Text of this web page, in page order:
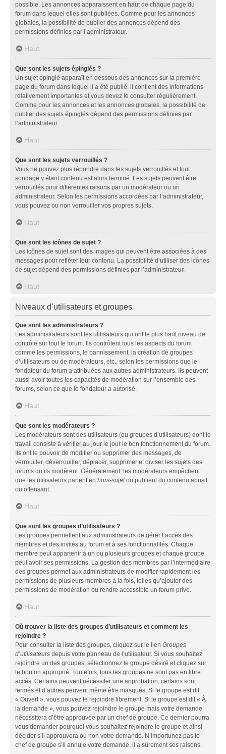
possible. Les annonces apparaissent en haut de chaque page du
forum dans lequel elles sont publiées. Comme pour les annonces
globales, la possibilité de publier des annonces dépend des
permissions définies par l’administrateur.
Haut
Que sont les sujets épinglés ?
Un sujet épinglé apparaît en dessous des annonces sur la première
page du forum dans lequel il a été publié. il contient des informations
relativement importantes et vous devez le consulter régulièrement.
Comme pour les annonces et les annonces globales, la possibilité de
publier des sujets épinglés dépend des permissions définies par
l’administrateur.
Haut
Que sont les sujets verrouillés ?
Vous ne pouvez plus répondre dans les sujets verrouillés et tout
sondage y étant contenu est alors terminé. Les sujets peuvent être
verrouillés pour différentes raisons par un modérateur ou un
administrateur. Selon les permissions accordées par l’administrateur,
vous pouvez ou non verrouiller vos propres sujets.
Haut
Que sont les icônes de sujet ?
Les icônes de sujet sont des images qui peuvent être associées à des
messages pour refléter leur contenu. La possibilité d’utiliser des icônes
de sujet dépend des permissions définies par l’administrateur.
Haut
Niveaux d’utilisateurs et groupes
Que sont les administrateurs ?
Les administrateurs sont les utilisateurs qui ont le plus haut niveau de
contrôle sur tout le forum. Ils contrôlent tous les aspects du forum
comme les permissions, le bannissement, la création de groupes
d’utilisateurs ou de modérateurs, etc., selon les permissions que le
fondateur du forum a attribuées aux autres administrateurs. Ils peuvent
aussi avoir toutes les capacités de modération sur l’ensemble des
forums, selon ce que le fondateur a autorisé.
Haut
Que sont les modérateurs ?
Les modérateurs sont des utilisateurs (ou groupes d’utilisateurs) dont le
travail consiste à vérifier au jour le jour le bon fonctionnement du forum.
Ils ont le pouvoir de modifier ou supprimer des messages, de
verrouiller, déverrouiller, déplacer, supprimer et diviser les sujets des
forums qu’ils modèrent. Généralement, les modérateurs empêchent
que les utilisateurs partent en hors-sujetou publient du contenu abusif
ou offensant.
Haut
Que sont les groupes d’utilisateurs ?
Les groupes permettent aux administrateurs de gérer l’accès des
membres et des invités au forum et à ses fonctionnalités. Chaque
membre peut appartenir à un ou plusieurs groupes et chaque groupe
peut avoir ses permissions. La gestion des membres par l’intermédiaire
des groupes permet aux administrateurs de modifier rapidement les
permissions de plusieurs membres à la fois, telles qu’ajouter des
permissions de modération ou rendre accessible un forum privé.
Haut
Où trouver la liste des groupes d’utilisateurs et comment les
rejoindre ?
Pour consulter la liste des groupes, cliquez sur le lien Groupes
d’utilisateurs depuis votre panneau de l’utilisateur. Si vous souhaitez
rejoindre un des groupes, sélectionnez le groupe désiré et cliquez sur
le bouton approprié. Toutefois, tous les groupes ne sont pas en libre
accès. Certains peuvent nécessiter une approbation, certains sont
fermés et d’autres peuvent même être masqués. Si le groupe est dit
« Ouvert », vous pouvez le rejoindre librement. Si le groupe est dit « À
la demande », vous pouvez rejoindre le groupe mais votre demande
nécessitera d’être approuvée par un chef de groupe. Ce dernier pourra
vous demander pourquoi vous souhaitez rejoindre le groupe et ainsi
décider s’il approuvera ou non votre demande. N’importunez pas le
chef de groupe s’il annule votre demande, il a sûrement ses raisons.